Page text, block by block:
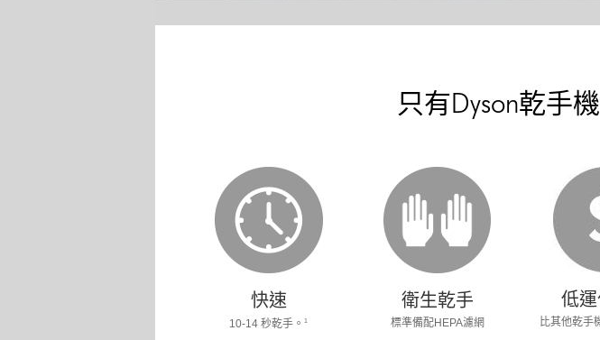
只有Dyson乾手
快速
10-14 秒乾手。1
衛生乾手
標準備配HEPA濾網
低
比其他乾手